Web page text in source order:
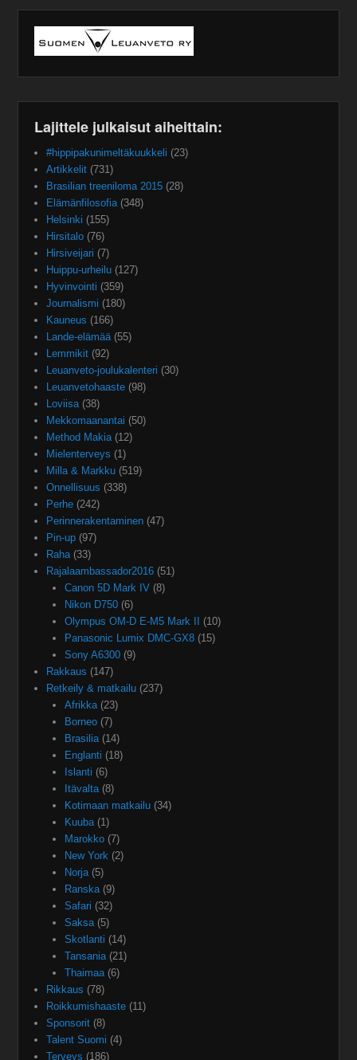
Lajittele julkaisut aiheittain:
#hippipakunimeltäkuukkeli (23)
Artikkelit (731)
Brasilian treeniloma 2015 (28)
Elämänfilosofia(348)
Helsinki (155)
Hirsitalo (76)
Hirsiveijari (7)
Huippu-urheilu (127)
Hyvinvointi (359)
Journalismi (180)
Kauneus (166)
Lande-elämää(55)
Lemmikit (92)
Leuanveto-joulukalenteri (30)
Leuanvetohaaste (98)
Loviisa(38)
Mekkomaanantai (50)
Method Makia(12)
Mielenterveys (1)
Milla & Markku (519)
Onnellisuus (338)
Perhe (242)
Perinnerakentaminen (47)
Pin-up (97)
Raha(33)
Rajalaambassador2016 (51)
Canon 5D Mark IV(8)
Nikon D750(6)
Olympus OM-D E-M5 Mark II
(10)
Panasonic Lumix DMC-GX8(15)
Sony A6300(9)
Rakkaus (147)
Retkeily & matkailu (237)
Afrikka(23)
Borneo(7)
Brasilia(14)
Englanti (18)
Islanti (6)
Itävalta(8)
Kotimaan matkailu(34)
Kuuba(1)
Marokko(7)
New York(2)
Norja(5)
Ranska(9)
Safari (32)
Saksa(5)
Skotlanti (14)
Tansania(21)
Thaimaa(6)
Rikkaus (78)
Roikkumishaaste (11)
Sponsorit (8)
Talent Suomi (4)
Terveys (186)